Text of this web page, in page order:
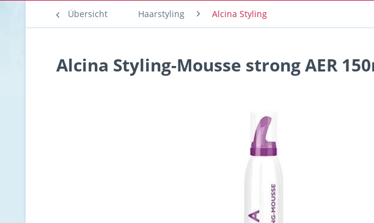
Übersicht Haarstyling Alcina Styling
Alcina Styling-Mousse strong AER